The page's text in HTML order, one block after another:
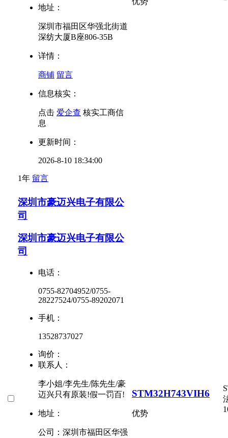
地址：
深圳市福田区华强北街道
深纺大厦B座806-35B
详情：
商铺 留言
信息核实：
点击 爱企查 核实工商信
息
更新时间：
2026-8-10 18:34:00
1年 留言
深圳市豪迈兴电子有限公
司
深圳市豪迈兴电子有限公
司
电话：
0755-82704952/0755-
28227524/0755-89202071
手机：
13528737027
询价：
联系人：
李小姐/李先生/陈先生/豪
迈兴只有原装!假一罚百!
地址：
公司：深圳市福田区华强
STM32H743VIH6
优势